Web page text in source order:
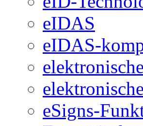
eIDAS
eIDAS-
eSigns-